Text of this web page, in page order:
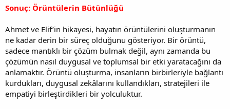
Sonuç: Örüntülerin Bütünlüğü
Ahmet ve Elif’in hikayesi, hayatın örüntülerini oluşturmanın
ne kadar derin bir süreç olduğunu gösteriyor. Bir örüntü,
sadece mantıklı bir çözüm bulmak değil, aynı zamanda bu
çözümün nasıl duygusal ve toplumsal bir etki yaratacağını da
anlamaktır. Örüntü oluşturma, insanların birbirleriyle bağlantı
kurdukları, duygusal zekâlarını kullandıkları, stratejileri ile
empatiyi birleştirdikleri bir yolculuktur.